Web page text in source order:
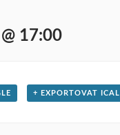
17:00
+ EXPORTOVAT ICAL